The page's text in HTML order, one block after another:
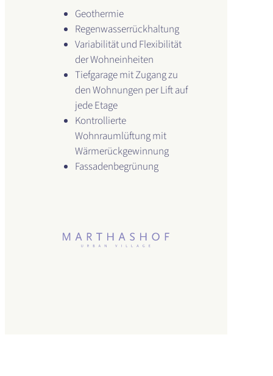
Geothermie
Regenwasserrückhaltung
Variabilität und Flexibilität
der Wohneinheiten
Tiefgarage mit Zugang zu
den Wohnungen per Lift auf
jede Etage
Kontrollierte
Wohnraumlüftung mit
Wärmerückgewinnung
Fassadenbegrünung